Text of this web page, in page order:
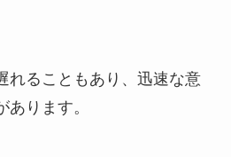
れることもあり、迅速な意
ります。